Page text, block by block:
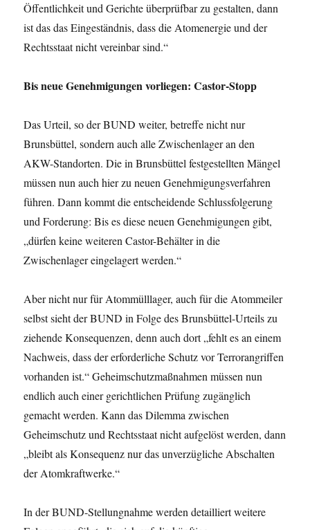
Öffentlichkeit und Gerichte überprüfbar zu gestalten, dann
ist das das Eingeständnis, dass die Atomenergie und der
Rechtsstaat nicht vereinbar sind.“
Bis neue Genehmigungen vorliegen: Castor-Stopp
Das Urteil, so der BUND weiter, betreffe nicht nur
Brunsbüttel, sondern auch alle Zwischenlager an den
AKW-Standorten. Die in Brunsbüttel festgestellten Mängel
müssen nun auch hier zu neuen Genehmigungsverfahren
führen. Dann kommt die entscheidende Schlussfolgerung
und Forderung: Bis es diese neuen Genehmigungen gibt,
„dürfen keine weiteren Castor-Behälter in die
Zwischenlager eingelagert werden.“
Aber nicht nur für Atommülllager, auch für die Atommeiler
selbst sieht der BUND in Folge des Brunsbüttel-Urteils zu
ziehende Konsequenzen, denn auch dort „fehlt es an einem
Nachweis, dass der erforderliche Schutz vor Terrorangriffen
vorhanden ist.“ Geheimschutzmaßnahmen müssen nun
endlich auch einer gerichtlichen Prüfung zugänglich
gemacht werden. Kann das Dilemma zwischen
Geheimschutz und Rechtsstaat nicht aufgelöst werden, dann
„bleibt als Konsequenz nur das unverzügliche Abschalten
der Atomkraftwerke.“
In der BUND-Stellungnahme werden detailliert weitere